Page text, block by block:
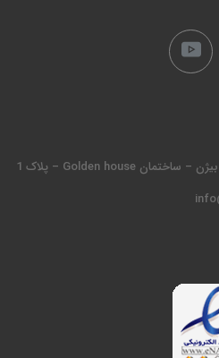
اصفهان- خیابان حکیم نظامی-کوچه بیژن – ساختمان Golden house – پلاک 1